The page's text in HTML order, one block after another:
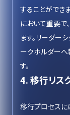
することができ
において重要で
ます。リーダー
ークホルダーへ
す。
4. 移行リス
移行プロセスに